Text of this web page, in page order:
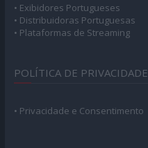
• Exibidores Portugueses
• Distribuidoras Portuguesas
• Plataformas de Streaming
POLÍTICA DE PRIVACIDADE
• Privacidade e Consentimento